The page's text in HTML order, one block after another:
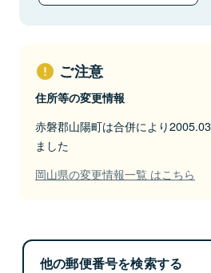
ご注意
住所等の変更情報
赤磐郡山陽町は合併により
ました
岡山県の変更情報一覧 はこちら
他の郵便番号を検索する